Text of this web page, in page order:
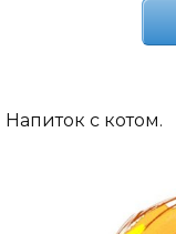
Напиток с котом.